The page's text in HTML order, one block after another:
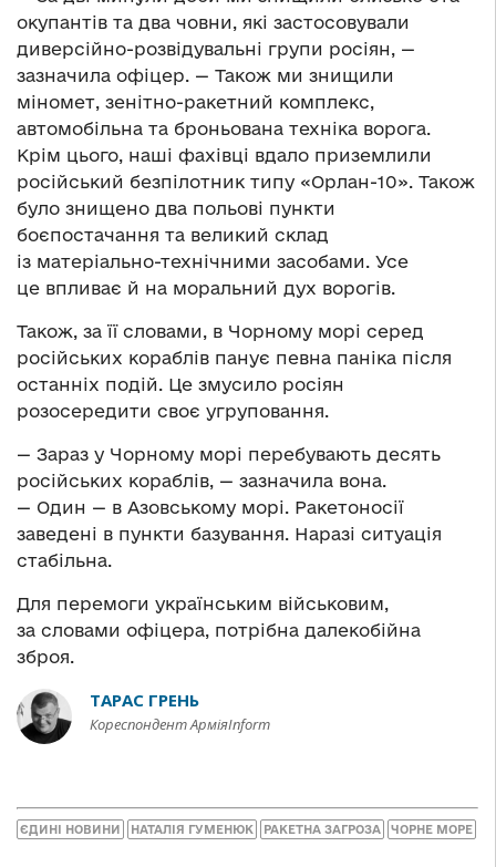
окупантів та два човни, які застосовували
диверсійно-розвідувальні групи росіян, —
зазначила офіцер. — Також ми знищили
міномет, зенітно-ракетний комплекс,
автомобільна та броньована техніка ворога.
Крім цього, наші фахівці вдало приземлили
російський безпілотник типу «Орлан-10». Також
було знищено два польові пункти
боєпостачання та великий склад
із матеріально-технічними засобами. Усе
це впливає й на моральний дух ворогів.
Також, за її словами, в Чорному морі серед
російських кораблів панує певна паніка після
останніх подій. Це змусило росіян
розосередити своє угруповання.
— Зараз у Чорному морі перебувають десять
російських кораблів, — зазначила вона.
— Один — в Азовському морі. Ракетоносії
заведені в пункти базування. Наразі ситуація
стабільна.
Для перемоги українським військовим,
за словами офіцера, потрібна далекобійна
зброя.
ТАРАС ГРЕНЬ
Кореспондент АрміяInform
ЄДИНІ НОВИНИ НАТАЛІЯ ГУМЕНЮК РАКЕТНА ЗАГРОЗА ЧОРНЕ МОРЕ